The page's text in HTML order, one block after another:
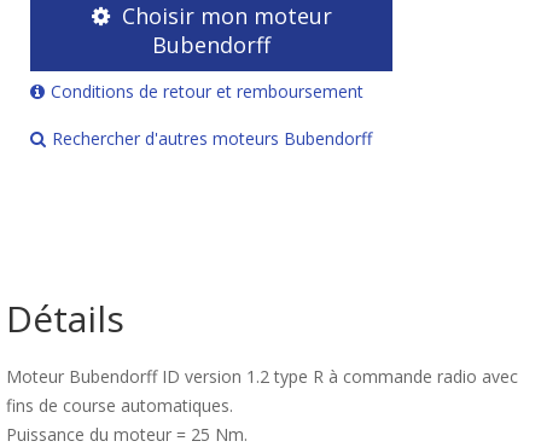
Choisir mon moteur
Bubendorff
Conditions de retour et remboursement
Rechercher d'autres moteurs Bubendorff
Détails
Moteur Bubendorff ID version 1.2 type R à commande radio avec
fins de course automatiques.
Puissance du moteur = 25 Nm.